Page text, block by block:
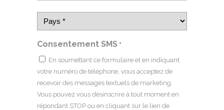
Consentement SMS *
En soumettant ce formulaire et en indiquant
votre numéro de téléphone, vous acceptez de
recevoir des messages textuels de marketing.
Vous pouvez vous désinscrire à tout moment en
répondant STOP ou en cliquant sur le lien de